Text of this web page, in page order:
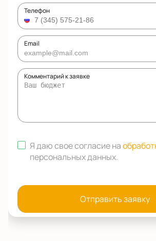
Телефон
Email
Комментарий к заявке
Я даю свое согласие на
персональных данных.
Отправить заявку